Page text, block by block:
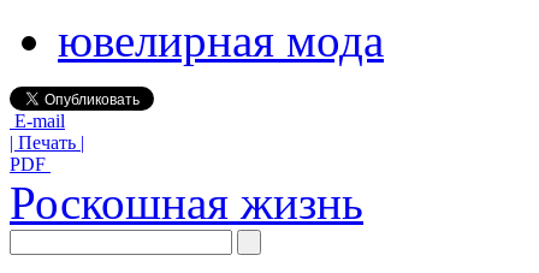
ювелирная мода
E-mail
| Печать |
PDF
Роскошная жизнь